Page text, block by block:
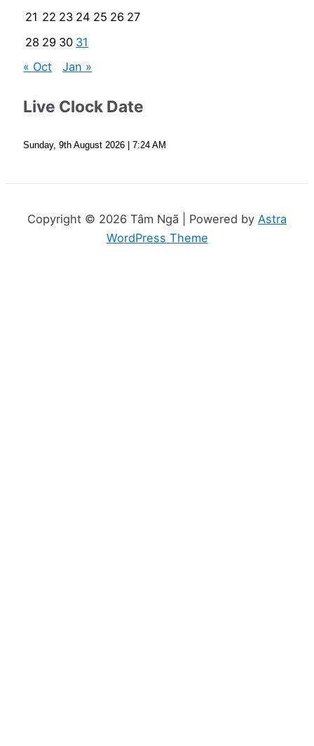
21 22 23 24 25 26 27
28 29 30 31
« Oct
Jan »
Live Clock Date
Sunday, 9th August 2026 | 7:24 AM
Copyright © 2026 Tâm Ngã | Powered by Astra
WordPress Theme